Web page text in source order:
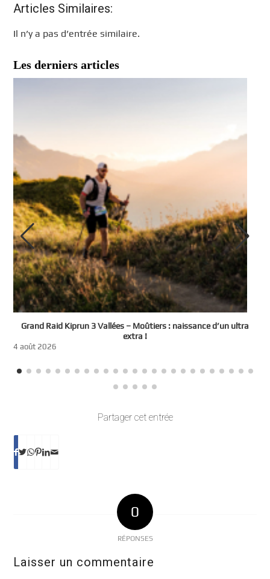
Articles Similaires:
Il n’y a pas d’entrée similaire.
Les derniers articles
Grand Raid Kiprun 3 Vallées – Moûtiers : naissance d’un ultra
extra !
4 août 2026
Partager cet entrée
0
RÉPONSES
Laisser un commentaire